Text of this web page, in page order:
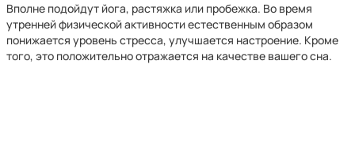
Вполне подойдут йога, растяжка или пробежка. Во время
утренней физической активности естественным образом
понижается уровень стресса, улучшается настроение. Кроме
того, это положительно отражается на качестве вашего сна.